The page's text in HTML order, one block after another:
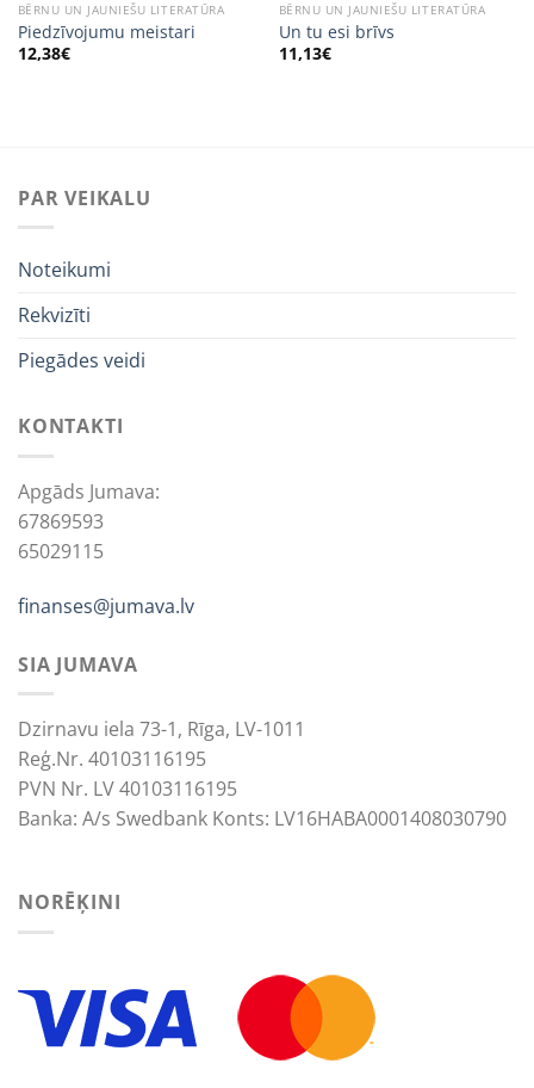
BĒRNU UN JAUNIEŠU LITERATŪRA
Piedzīvojumu meistari
12,38€
BĒRNU UN JAUNIEŠU LITERATŪRA
Un tu esi brīvs
11,13€
PAR VEIKALU
Noteikumi
Rekvizīti
Piegādes veidi
KONTAKTI
Apgāds Jumava:
67869593
65029115
finanses@jumava.lv
SIA JUMAVA
Dzirnavu iela 73-1, Rīga, LV-1011
Reģ.Nr. 40103116195
PVN Nr. LV 40103116195
Banka: A/s Swedbank Konts: LV16HABA0001408030790
NORĒĶINI